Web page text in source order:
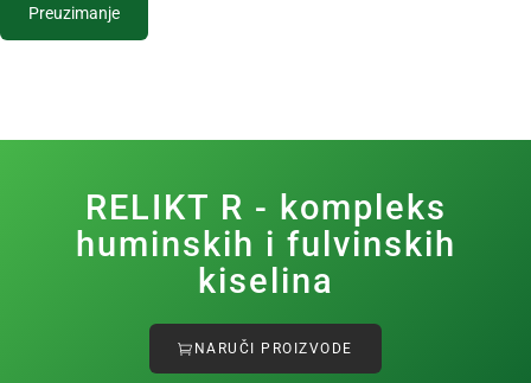
Preuzimanje
RELIKT R - kompleks
huminskih i fulvinskih
kiselina
NARUČI PROIZVODE